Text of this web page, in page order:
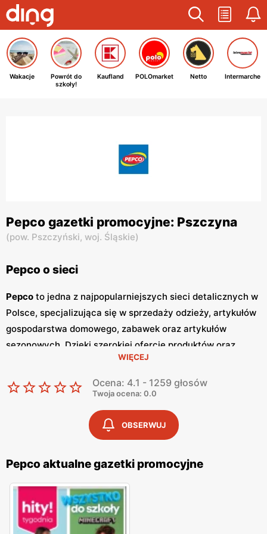
Wakacje
Powrót do
szkoły!
Kaufland POLOmarket Netto Intermarche
Pepco gazetki promocyjne: Pszczyna
(pow. Pszczyński, woj. Śląskie)
Pepco o sieci
Pepco to jedna z najpopularniejszych sieci detalicznych w
Polsce, specjalizująca się w sprzedaży odzieży, artykułów
gospodarstwa domowego, zabawek oraz artykułów
sezonowych. Dzięki szerokiej ofercie produktów oraz
Pepcozdobyło zaufanie milionów
klientów w kraju. Główną zaletą tej sieci jest dbałość o
zapewnienieniskich cen, co sprawia, że zakupy w
są dostępne dla szerokiej grupy odbiorców. Jednym z
kluczowych elementów strategii marketingowej
regularnie wydawanegazetki promocyjne
publikowane co dwa tygodnie, a każda z nich zawiera
bogaty wybór produktów w obniżonych cenach. Dzięki
temu klienci mogą być na bieżąco z najnowszymi
promocjami
i okazjami, co pozwala im na planowanie
zakupów w sposób przemyślany i oszczędny. Oferta
WIĘCEJ
Ocena: 4.1 - 1259 głosów
Twoja ocena: 0.0
OBSERWUJ
Pepco aktualne gazetki promocyjne